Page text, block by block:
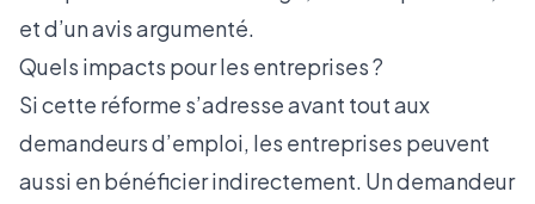
et d’un avis argumenté.
Quels impacts pour les entreprises ?
Si cette réforme s’adresse avant tout aux
demandeurs d’emploi, les entreprises peuvent
aussi en bénéficier indirectement. Un demandeur